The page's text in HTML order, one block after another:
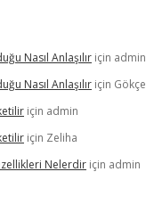
Nasıl Anlaşılır için admin
Nasıl Anlaşılır için Gökçe
için admin
için Zeliha
Nelerdir için admin